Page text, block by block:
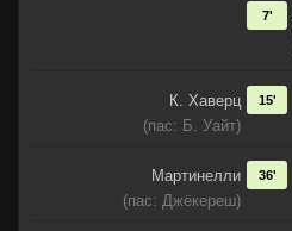
7'
К. Хаверц
(пас: Б. Уайт)
15'
Мартинелли
(пас: Джёкереш)
36'